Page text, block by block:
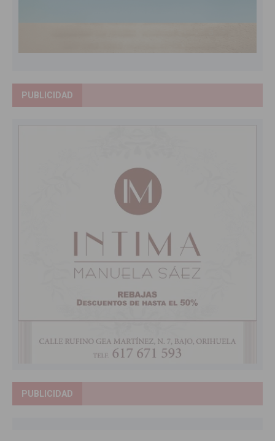
PUBLICIDAD
PUBLICIDAD